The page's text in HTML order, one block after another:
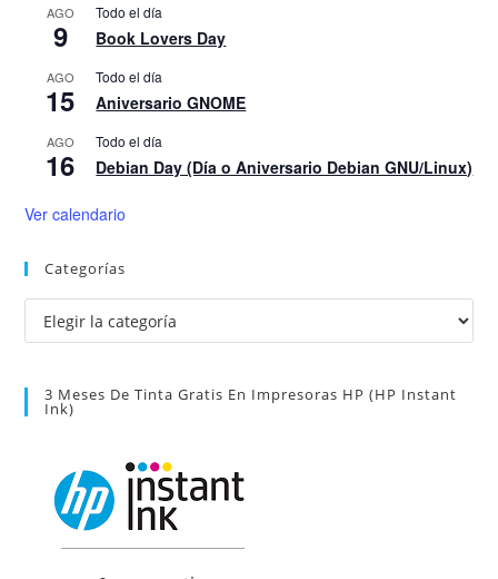
AGO
9
Todo el día
Book Lovers Day
AGO
15
Todo el día
Aniversario GNOME
AGO
16
Todo el día
Debian Day (Día o Aniversario Debian GNU/Linux)
Ver calendario
Categorías
Categorías
3 Meses De Tinta Gratis En Impresoras HP (HP Instant
Ink)